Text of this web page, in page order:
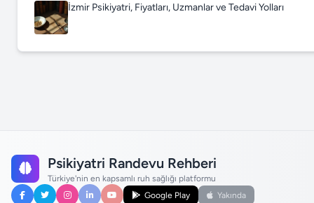
İzmir Psikiyatri, Fiyatları, Uzmanlar ve Tedavi Yolları
Psikiyatri Randevu Rehberi
Türkiye'nin en kapsamlı ruh sağlığı platformu
Google Play
Yakında